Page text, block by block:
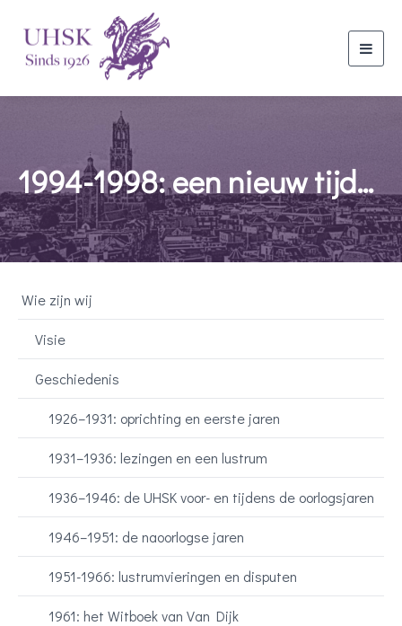
1994-1998: een nieuw tijdperk voor de UHSK
Wie zijn wij
Visie
Geschiedenis
1926–1931: oprichting en eerste jaren
1931–1936: lezingen en een lustrum
1936–1946: de UHSK voor- en tijdens de oorlogsjaren
1946–1951: de naoorlogse jaren
1951-1966: lustrumvieringen en disputen
1961: het Witboek van Van Dijk